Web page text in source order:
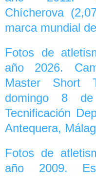
Chícherova
marca mundial
Fotos de
año 2026.
Master Short
domingo 8
Tecnificación
Antequera,
Fotos de
año 2009.